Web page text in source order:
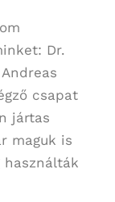
Dr.
csapat
jártas
maguk is
használták